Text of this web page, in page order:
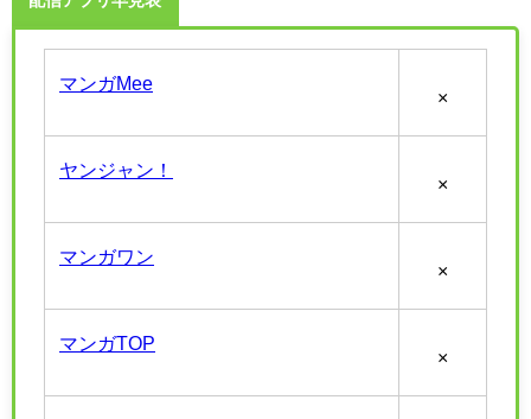
マンガMee
×
ヤンジャン！
×
マンガワン
×
マンガTOP
×